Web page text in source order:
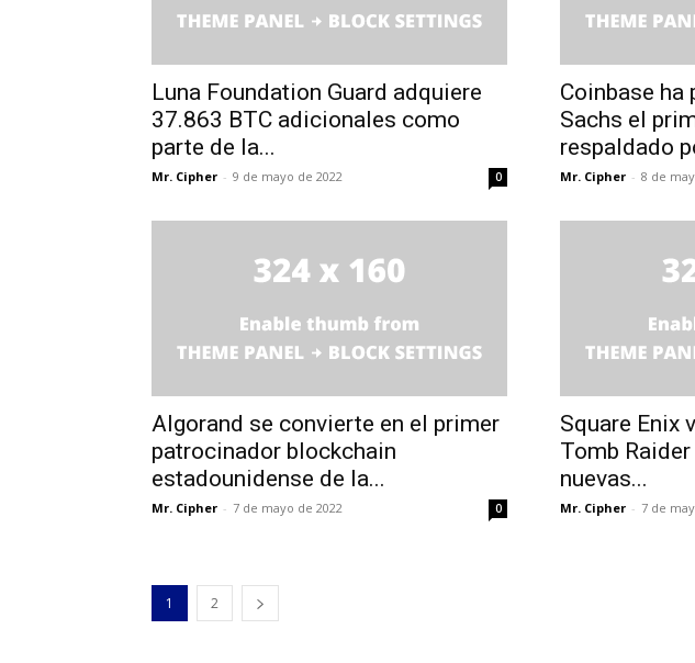
Luna Foundation Guard adquiere
37.863 BTC adicionales como
parte de la...
Mr. Cipher - 9 de mayo de 2022 0
Coinbase ha
Sachs el
respaldado
Mr. Cipher - 8 de
Algorand se convierte en el primer
patrocinador blockchain
estadounidense de la...
Mr. Cipher - 7 de mayo de 2022 0
Square Enix
Tomb
nuevas...
Mr. Cipher - 7 de
1 2